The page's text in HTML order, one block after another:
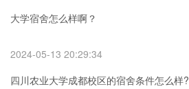
大学宿舍怎么样啊？
2024-05-13 20:29:34
四川农业大学成都校区的宿舍条件怎么样?